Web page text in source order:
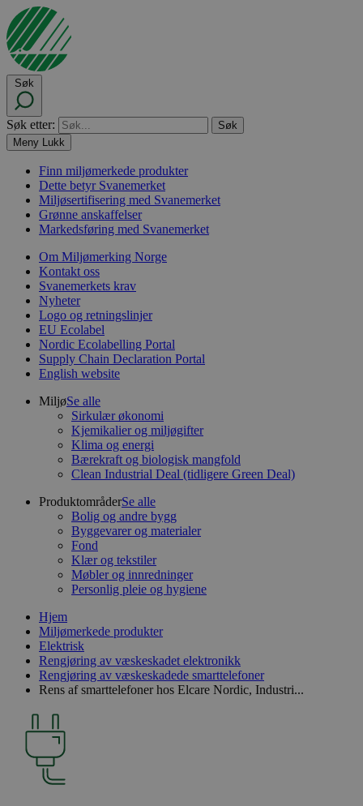
Søk
Søk etter:
Meny Lukk
Finn miljømerkede produkter
Dette betyr Svanemerket
Miljøsertifisering med Svanemerket
Grønne anskaffelser
Markedsføring med Svanemerket
Om Miljømerking Norge
Kontakt oss
Svanemerkets krav
Nyheter
Logo og retningslinjer
EU Ecolabel
Nordic Ecolabelling Portal
Supply Chain Declaration Portal
English website
MiljøSe alle
Sirkulær økonomi
Kjemikalier og miljøgifter
Klima og energi
Bærekraft og biologisk mangfold
Clean Industrial Deal (tidligere Green Deal)
ProduktområderSe alle
Bolig og andre bygg
Byggevarer og materialer
Fond
Klær og tekstiler
Møbler og innredninger
Personlig pleie og hygiene
Hjem
Miljømerkede produkter
Elektrisk
Rengjøring av væskeskadet elektronikk
Rengjøring av væskeskadede smarttelefoner
Rens af smarttelefoner hos Elcare Nordic, Industri...